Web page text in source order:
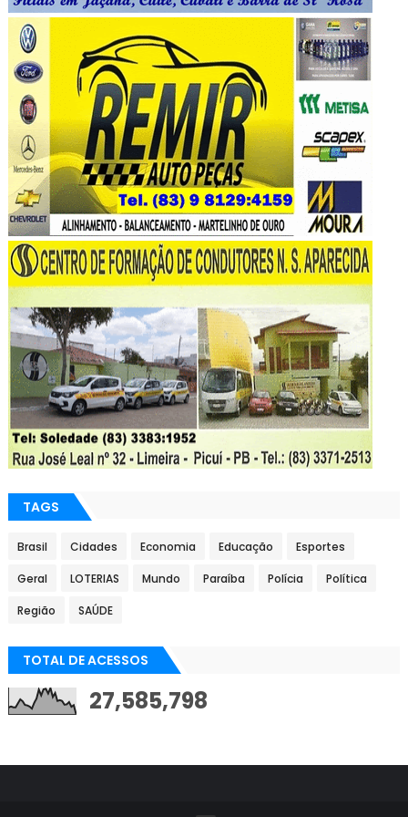
TAGS
Brasil Cidades Economia Educação Esportes
Geral LOTERIAS Mundo Paraíba Polícia Política
Região SAÚDE
TOTAL DE ACESSOS
27,585,798